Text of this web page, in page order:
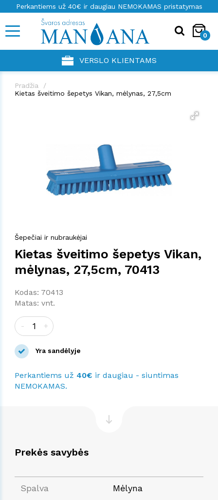
Perkantiems už 40€ ir daugiau NEMOKAMAS pristatymas
0
VERSLO KLIENTAMS
Pradžia
Kietas šveitimo šepetys Vikan, mėlynas, 27,5cm
Šepečiai ir nubraukėjai
Kietas šveitimo šepetys Vikan,
mėlynas, 27,5cm, 70413
Kodas: 70413
Matas: vnt.
- +
Yra sandėlyje
Perkantiems už 40€ ir daugiau - siuntimas
NEMOKAMAS.
Prekės savybės
Spalva Mėlyna